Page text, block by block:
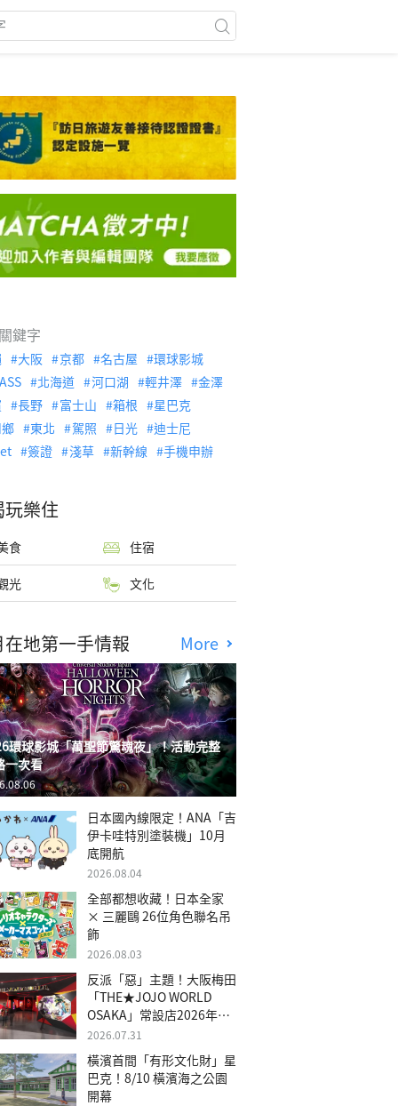
鍵字
大阪 京都 名古屋
環球影城
北海道 河口湖 輕井澤
金澤
長野 富士山 箱根
星巴克
東北 駕照 日光
迪士尼
簽證 淺草 新幹線 手機申辦
樂住
食 住宿
光 文化
地第一手情報 More
環球影城「萬聖節驚魂夜」！活動完整
一次看
日本國內線限定！ANA「吉
伊卡哇特別塗裝機」10月
底開航
2026.08.04
全部都想收藏！日本全家
× 三麗鷗 26位角色聯名吊
飾
2026.08.03
反派「惡」主題！大阪梅田
「THE★JOJO WORLD
OSAKA」常設店2026年冬
季開幕
2026.07.31
橫濱首間「有形文化財」星
巴克！8/10 橫濱海之公園
開幕